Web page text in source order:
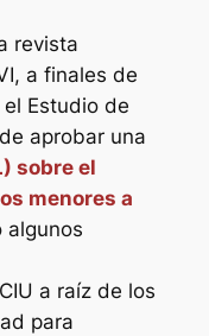
revista
a finales de
Estudio de
aprobar una
sobre el
menores a
algunos
a raíz de los
para